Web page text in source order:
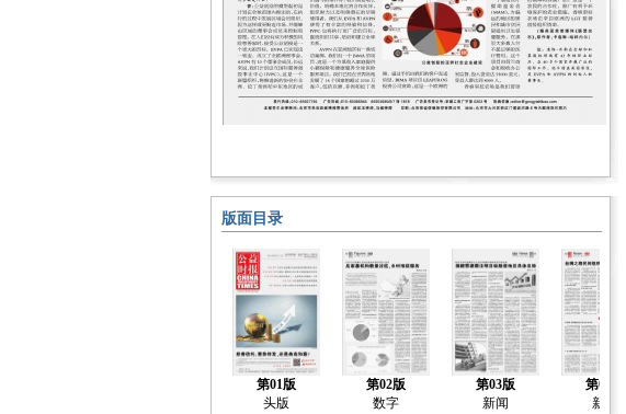
版面目录
第01版
头版
第02版
数字
第03版
新闻
第04版
新闻